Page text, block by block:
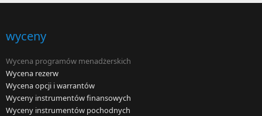
wyceny
Wycena programów menadżerskich
Wycena rezerw
Wycena opcji i warrantów
Wyceny instrumentów finansowych
Wyceny instrumentów pochodnych